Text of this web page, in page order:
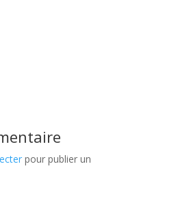
pour publier un